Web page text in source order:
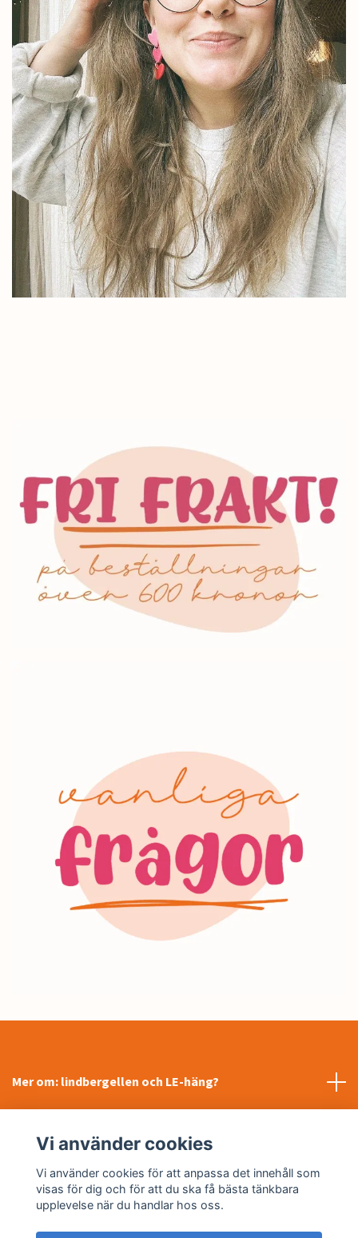
Mer om: lindbergellen och LE-häng?
Sociala medier
Vi använder cookies
Vi använder cookies för att anpassa det innehåll som
visas för dig och för att du ska få bästa tänkbara
upplevelse när du handlar hos oss.